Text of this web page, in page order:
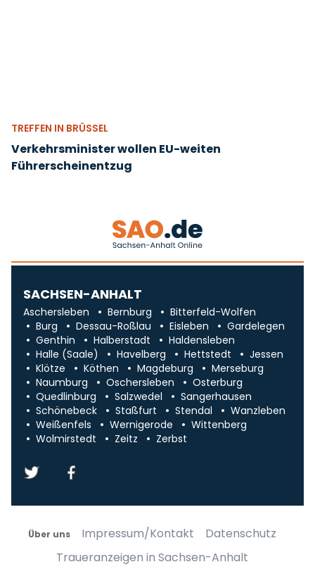
TREFFEN IN BRÜSSEL
Verkehrsminister wollen EU-weiten
Führerscheinentzug
SACHSEN-ANHALT
Aschersleben Bernburg
Bitterfeld-Wolfen
Burg
Dessau-Roßlau Eisleben
Gardelegen
Genthin
Halberstadt
Haldensleben
Halle (Saale)
Havelberg Hettstedt
Jessen
Klötze
Köthen Magdeburg
Merseburg
Naumburg
Oschersleben
Osterburg
Quedlinburg
Salzwedel
Sangerhausen
Schönebeck
Staßfurt Stendal
Wanzleben
Weißenfels
Wernigerode
Wittenberg
Wolmirstedt
Zeitz Zerbst
Über uns Impressum/Kontakt
Datenschutz
Traueranzeigen in Sachsen-Anhalt